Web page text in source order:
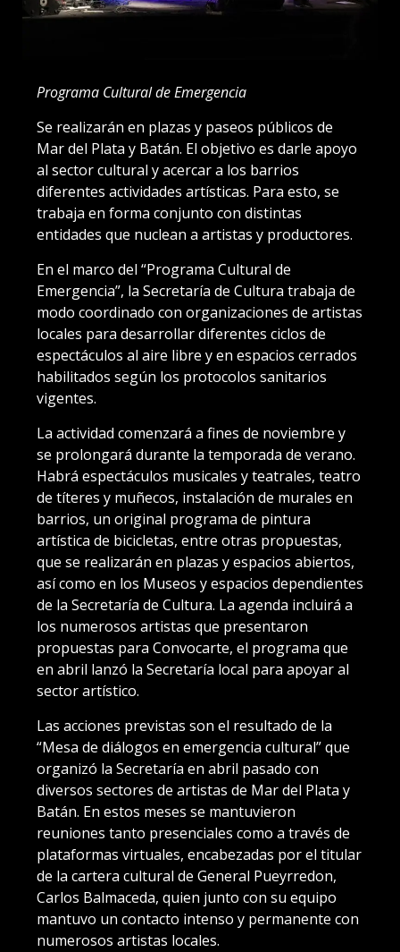
Programa Cultural de Emergencia
Se realizarán en plazas y paseos públicos de
Mar del Plata y Batán. El objetivo es darle apoyo
al sector cultural y acercar a los barrios
diferentes actividades artísticas. Para esto, se
trabaja en forma conjunto con distintas
entidades que nuclean a artistas y productores.
En el marco del “Programa Cultural de
Emergencia”, la Secretaría de Cultura trabaja de
modo coordinado con organizaciones de artistas
locales para desarrollar diferentes ciclos de
espectáculos al aire libre y en espacios cerrados
habilitados según los protocolos sanitarios
vigentes.
La actividad comenzará a fines de noviembre y
se prolongará durante la temporada de verano.
Habrá espectáculos musicales y teatrales, teatro
de títeres y muñecos, instalación de murales en
barrios, un original programa de pintura
artística de bicicletas, entre otras propuestas,
que se realizarán en plazas y espacios abiertos,
así como en los Museos y espacios dependientes
de la Secretaría de Cultura. La agenda incluirá a
los numerosos artistas que presentaron
propuestas para Convocarte, el programa que
en abril lanzó la Secretaría local para apoyar al
sector artístico.
Las acciones previstas son el resultado de la
“Mesa de diálogos en emergencia cultural” que
organizó la Secretaría en abril pasado con
diversos sectores de artistas de Mar del Plata y
Batán. En estos meses se mantuvieron
reuniones tanto presenciales como a través de
plataformas virtuales, encabezadas por el titular
de la cartera cultural de General Pueyrredon,
Carlos Balmaceda, quien junto con su equipo
mantuvo un contacto intenso y permanente con
numerosos artistas locales.